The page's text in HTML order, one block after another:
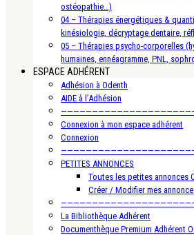
ostéopathie…)
04 – Thérapies énergétiques &
kinésiologie, décryptage dentaire,
05 – Thérapies psycho-corporelles
humaines, ennéagramme, PNL,
ESPACE ADHÉRENT
Adhésion à Odenth
AIDE à l’Adhésion
Connexion à mon espace adhérent
Connexion
PETITES ANNONCES
Toutes les petites annonces
Créer / Modifier mes
La Bibliothèque Adhérent
Documenthèque Premium Adhérent